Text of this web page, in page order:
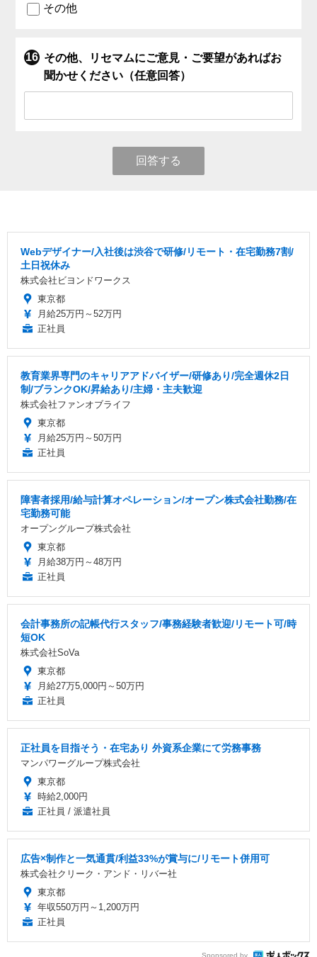
その他
その他、リセマムにご意見・ご要望があればお
聞かせください（任意回答）
回答する
Webデザイナー/入社後は渋谷で研修/リモート・在宅勤務7割/
土日祝休み
株式会社ビヨンドワークス
東京都
月給25万円～52万円
正社員
教育業界専門のキャリアアドバイザー/研修あり/完全週休2日
制/ブランクOK/昇給あり/主婦・主夫歓迎
株式会社ファンオブライフ
東京都
月給25万円～50万円
正社員
障害者採用/給与計算オペレーション/オープン株式会社勤務/在
宅勤務可能
オープングループ株式会社
東京都
月給38万円～48万円
正社員
会計事務所の記帳代行スタッフ/事務経験者歓迎/リモート可/時
短OK
株式会社SoVa
東京都
月給27万5,000円～50万円
正社員
正社員を目指そう・在宅あり 外資系企業にて労務事務
マンパワーグループ株式会社
東京都
時給2,000円
正社員 / 派遣社員
広告×制作と一気通貫/利益33%が賞与に/リモート併用可
株式会社クリーク・アンド・リバー社
東京都
年収550万円～1,200万円
正社員
Sponsored by